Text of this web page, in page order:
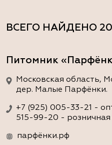
ВСЕГО НАЙДЕНО
Питомник
Московская область,
дер. Малые Парфёнки.
+7 (925) 005-33-21 -
515-99-20 - розничная
парфёнки.рф